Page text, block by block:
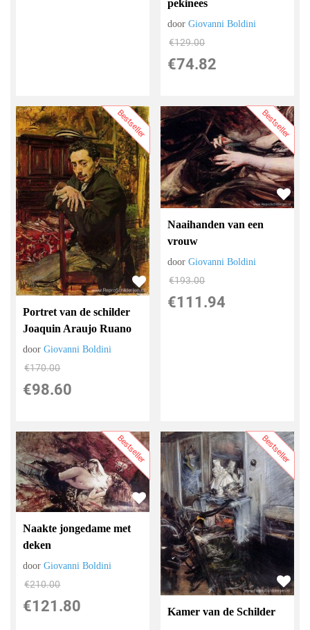
pekinees
doorGiovanni Boldini
€129.00
€74.82
Bestseller
Portret van de schilder
Joaquin Araujo Ruano
doorGiovanni Boldini
€170.00
€98.60
Bestseller
Naaihanden van een
vrouw
doorGiovanni Boldini
€193.00
€111.94
Bestseller
Naakte jongedame met
deken
doorGiovanni Boldini
€210.00
€121.80
Bestseller
Kamer van de Schilder